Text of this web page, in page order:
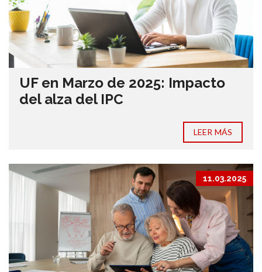
UF en Marzo de 2025: Impacto
del alza del IPC
LEER MÁS
11.03.2025